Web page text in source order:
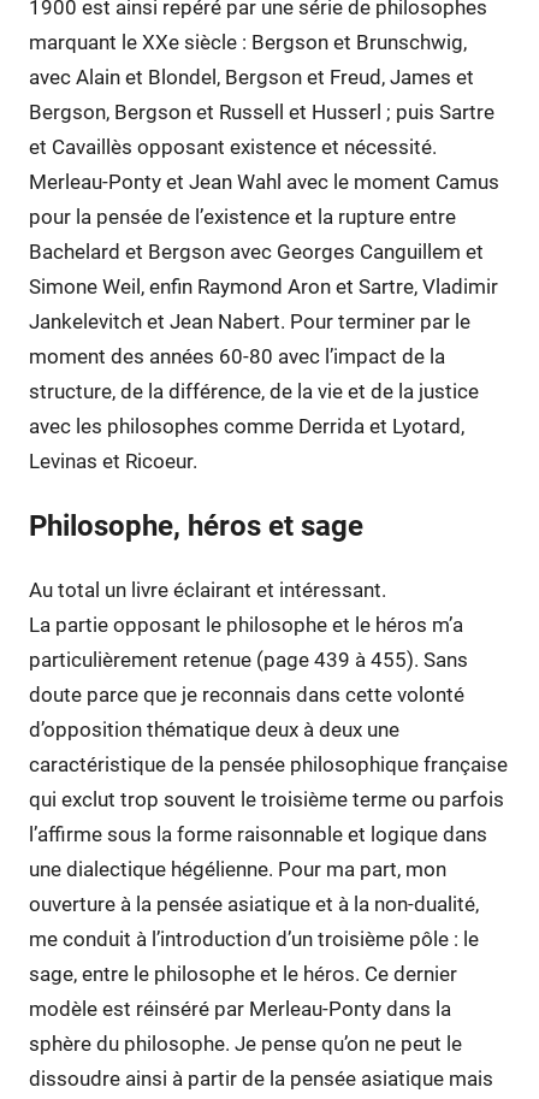
1900 est ainsi repéré par une série de philosophes
marquant le XXe siècle : Bergson et Brunschwig,
avec Alain et Blondel, Bergson et Freud, James et
Bergson, Bergson et Russell et Husserl ; puis Sartre
et Cavaillès opposant existence et nécessité.
Merleau-Ponty et Jean Wahl avec le moment Camus
pour la pensée de l’existence et la rupture entre
Bachelard et Bergson avec Georges Canguillem et
Simone Weil, enfin Raymond Aron et Sartre, Vladimir
Jankelevitch et Jean Nabert. Pour terminer par le
moment des années 60-80 avec l’impact de la
structure, de la différence, de la vie et de la justice
avec les philosophes comme Derrida et Lyotard,
Levinas et Ricoeur.
Philosophe, héros et sage
Au total un livre éclairant et intéressant.
La partie opposant le philosophe et le héros m’a
particulièrement retenue (page 439 à 455). Sans
doute parce que je reconnais dans cette volonté
d’opposition thématique deux à deux une
caractéristique de la pensée philosophique française
qui exclut trop souvent le troisième terme ou parfois
l’affirme sous la forme raisonnable et logique dans
une dialectique hégélienne. Pour ma part, mon
ouverture à la pensée asiatique et à la non-dualité,
me conduit à l’introduction d’un troisième pôle : le
sage, entre le philosophe et le héros. Ce dernier
modèle est réinséré par Merleau-Ponty dans la
sphère du philosophe. Je pense qu’on ne peut le
dissoudre ainsi à partir de la pensée asiatique mais